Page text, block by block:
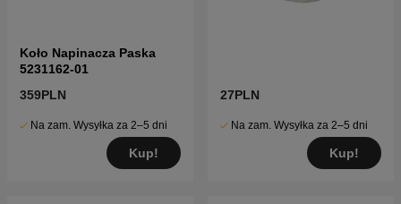
Koło Napinacza Paska
5231162-01
359PLN
Na zam. Wysyłka za 2–5 dni
Kup!
27PLN
Na zam. Wysyłka za 2–5 dni
Kup!